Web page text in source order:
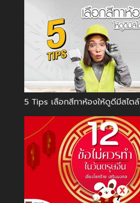
5 Tips เลือกสีทาห้องให้ดูดีมีสไตล์